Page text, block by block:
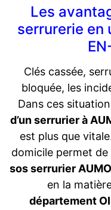
Les
serrurerie en
Clés cassée,
bloquée, les
Dans ces
d’un serrurier à
est plus que
domicile permet
sos serrurier
en la
département